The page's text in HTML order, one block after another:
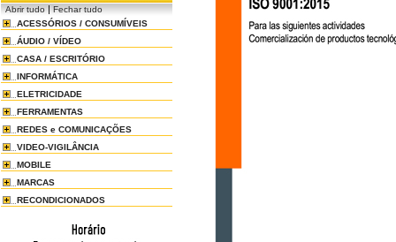
Abrir tudo|Fechar tudo
ACESSÓRIOS / CONSUMÍVEIS
ÁUDIO / VÍDEO
CASA / ESCRITÓRIO
INFORMÁTICA
ELETRICIDADE
FERRAMENTAS
REDES e COMUNICAÇÕES
VIDEO-VIGILÂNCIA
MOBILE
MARCAS
RECONDICIONADOS